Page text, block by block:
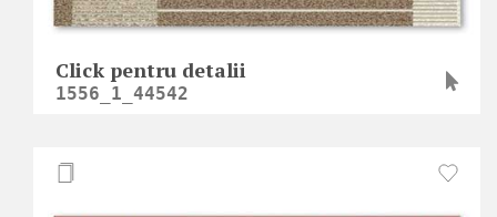
Click pentru detalii
1556_1_44542